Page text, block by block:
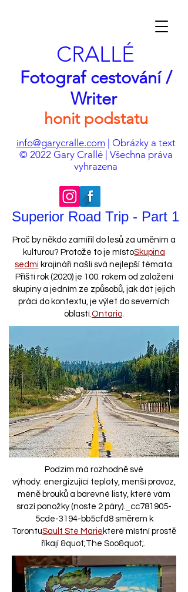
CRALLÉ
Fotograf cestování /
Writer
honit podstatu
info@garycralle.com| Obrázky a text
© 2022 Gary Crallé | Všechna práva
vyhrazena
Superior Road Trip - Part 1
Proč by někdo zamířil do lesů za uměním a
kulturou? Protože to je místoSkupina
sedmi krajináři našli svá nejlepší témata.
Příští rok (2020) je 100. rokem od založení
skupiny a jedním ze způsobů, jak dát jejich
práci do kontextu, je výlet do severních
oblastí.Ontario.
Podzim má rozhodně své
výhody: energizující teploty, menší provoz,
méně brouků a barevné listy, které vám
srazí ponožky (noste 2 páry)._cc781905-
5cde-3194-bb5cfd8 směrem k
TorontuSault Ste Marie které místní prostě
říkají &quot;The Soo&quot;.